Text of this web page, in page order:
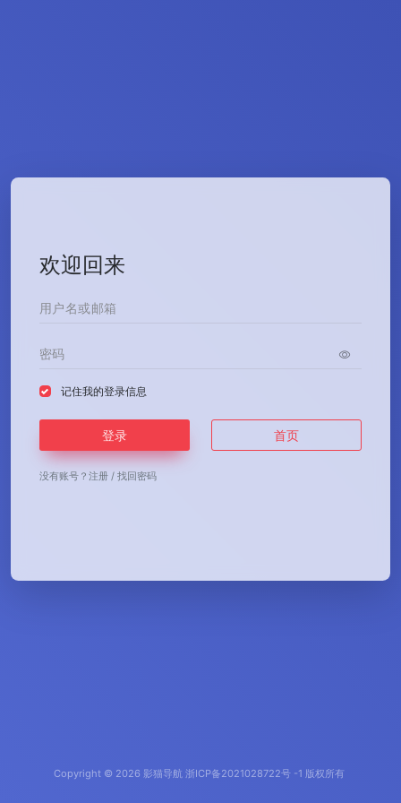
欢迎回来
记住我的登录信息
登录 首页
没有账号？ 注册 / 找回密码
Copyright © 2026 影猫导航 浙ICP备2021028722号 -1 版权所有